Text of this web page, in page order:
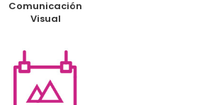
Comunicación
Visual